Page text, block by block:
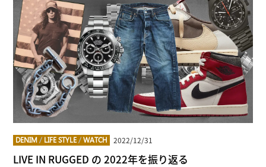
DENIM / LIFE STYLE /WATCH 2022/12/31
LIVE IN RUGGED の 2022年を振り返る